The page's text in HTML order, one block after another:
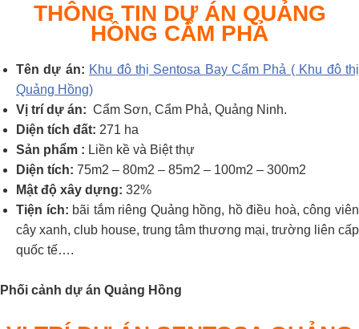
THÔNG TIN DỰ ÁN QUẢNG
HỒNG CẨM PHẢ
Tên dự án: Khu đô thị Sentosa Bay Cẩm Phả ( Khu đô thị
Quảng Hồng)
Vị trí dự án: Cẩm Sơn, Cẩm Phả, Quảng Ninh.
Diện tích đất: 271 ha
Sản phẩm : Liền kề và Biệt thự
Diện tích: 75m2 – 80m2 – 85m2 – 100m2 – 300m2
Mật độ xây dựng: 32%
Tiện ích: bãi tắm riêng Quảng hồng, hồ điều hoà, công viên
cây xanh, club house, trung tâm thương mại, trường liên cấp
quốc tế….
Phối cảnh dự án Quảng Hồng